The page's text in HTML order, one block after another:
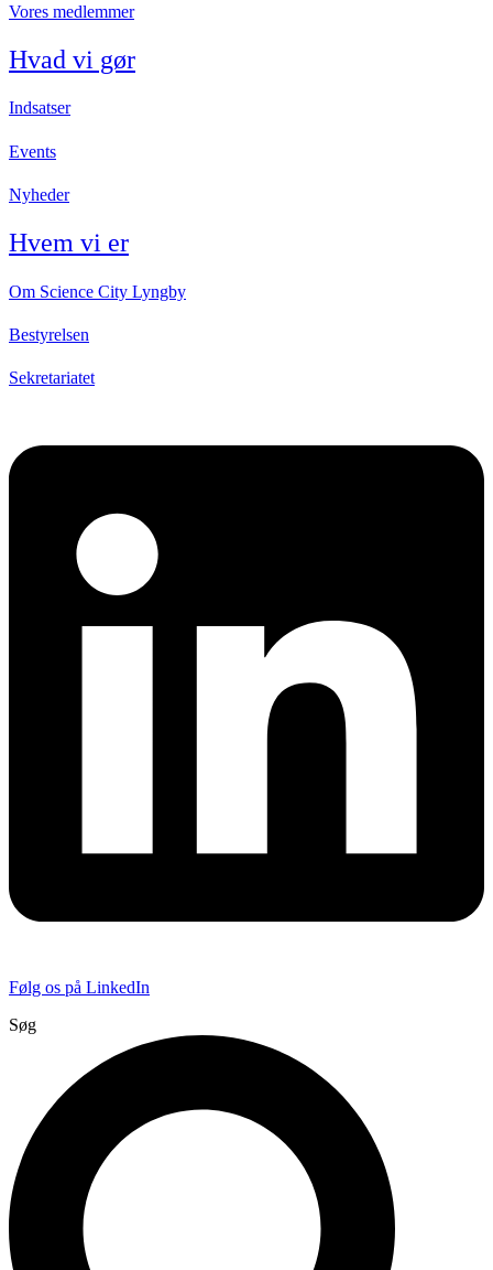
Vores medlemmer
Hvad vi gør
Indsatser
Events
Nyheder
Hvem vi er
Om Science City Lyngby
Bestyrelsen
Sekretariatet
Følg os på LinkedIn
Søg